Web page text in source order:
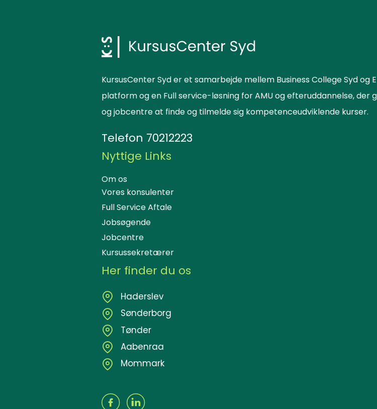
KursusCenter Syd er et samarbejde mellem Business College Syd
platform og en Full service-løsning for AMU og efteruddannelse,
og jobcentre at finde og tilmelde sig kompetenceudviklende kurser.
Telefon 70212223
Nyttige Links
Om os
Vores konsulenter
Full Service Aftale
Jobsøgende
Jobcentre
Kursussekretærer
Her finder du os
Haderslev
Sønderborg
Tønder
Aabenraa
Mommark